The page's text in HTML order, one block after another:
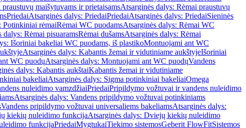
praustuvų maišytuvams ir prietaisamsAtsarginės dalys: Rėmai praustuvų
PriedaiAtsarginės dalys: PriedaiPriedaiAtsarginės dalys: PriedaiSieninės
Potinkiniai rėmaiRėmai WC puodamsAtsarginės dalys: Rėmai WC
dalys: Rėmai pisuaramsRėmai dušamsAtsarginės dalys: Rėmai
Išoriniai bakeliai WC puodams, iš plastikoMontuojami ant WC
Atsarginės dalys: Kabantis žemai ir vidutiniame aukštyjeIšoriniai
WC puodųAtsarginės dalys: Montuojami ant WC puodųVandens
dalys: Kabantis aukštaiKabantis žemai ir vidutiniame
bakeliaiAtsarginės dalys: Sigma potinkiniai bakeliaiOmega
nuleidimo vamzdžiaiPriedaiPripildymo vožtuvai ir vandens nuleidimo
Atsarginės dalys: Vandens pripildymo vožtuvai potinkiniams
Vandens pripildymo vožtuvai universaliems bakeliamsAtsarginės dalys:
kiekių nuleidimo funkcijaAtsarginės dalys: Dviejų kiekių nuleidimo
funkcijaPriedaiMygtukaiTiekimo sistemosGeberit FlowFitSistemos